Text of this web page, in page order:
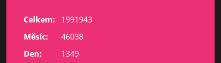
Celkem:
1991943
Měsíc:
46038
Den:
1349